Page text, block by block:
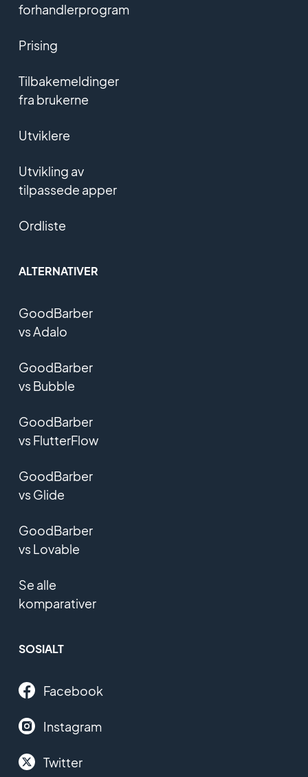
forhandlerprogram
Prising
Tilbakemeldinger
fra brukerne
Utviklere
Utvikling av
tilpassede apper
Ordliste
ALTERNATIVER
GoodBarber
vs Adalo
GoodBarber
vs Bubble
GoodBarber
vs FlutterFlow
GoodBarber
vs Glide
GoodBarber
vs Lovable
Se alle
komparativer
SOSIALT
Facebook
Instagram
Twitter